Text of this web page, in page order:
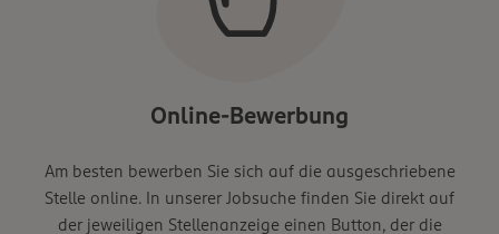
Online-Bewerbung
Am besten bewerben Sie sich auf die ausgeschriebene
Stelle online. In unserer Jobsuche finden Sie direkt auf
der jeweiligen Stellenanzeige einen Button, der die